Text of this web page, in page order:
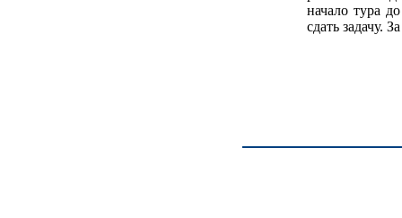
начало тура
сдать задачу.